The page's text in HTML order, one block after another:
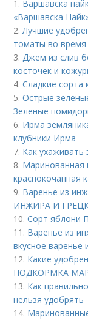
1. Варшавска
«Варшавска
2.Лучшие
томаты во время
3.Джем из слив
косточек и
4.Сладкие сорта
5.Острые
Зеленые
6. Ирма
клубники Ирма
7. Как ухаживать
8. Маринованная
краснокочанная
9. Варенье из
ИНЖИРА И
10.Сорт яблони
11. Варенье из
вкусное варенье
12. Какие
ПОДКОРМКА
13. Как
нельзя удобрять
14.